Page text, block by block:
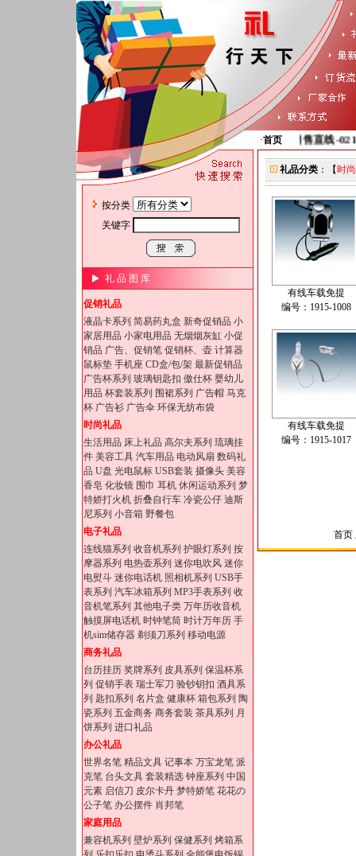
按分类
关键字
礼 品 图 库
促销礼品
液晶卡系列 简易药丸盒 新奇促销品 小
家居用品 小家电用品 无烟烟灰缸 小促
销品 广告、促销笔 促销杯、壶 计算器
鼠标垫 手机座 CD盒/包/架 最新促销品
广告杯系列 玻璃钥匙扣 傲仕杯 婴幼儿
用品 杯套装系列 围裙系列 广告帽 马克
杯 广告衫 广告伞 环保无纺布袋
时尚礼品
生活用品 床上礼品 高尔夫系列 琉璃挂
件 美容工具 汽车用品 电动风扇 数码礼
品 U盘 光电鼠标 USB套装 摄像头 美容
香皂 化妆镜 围巾 耳机 休闲运动系列 梦
特娇打火机 折叠自行车 冷瓷公仔 迪斯
尼系列 小音箱 野餐包
电子礼品
连线猫系列 收音机系列 护眼灯系列 按
摩器系列 电热壶系列 迷你电吹风 迷你
电熨斗 迷你电话机 照相机系列 USB手
表系列 汽车冰箱系列 MP3手表系列 收
音机笔系列 其他电子类 万年历收音机
触摸屏电话机 时钟笔筒 时计万年历 手
机sim储存器 剃须刀系列 移动电源
商务礼品
台历挂历 奖牌系列 皮具系列 保温杯系
列 促销手表 瑞士军刀 验钞钥扣 酒具系
列 匙扣系列 名片盒 健康杯 箱包系列 陶
瓷系列 五金商务 商务套装 茶具系列 月
饼系列 进口礼品
办公礼品
世界名笔 精品文具 记事本 万宝龙笔 派
克笔 台头文具 套装精选 钟座系列 中国
元素 启信刀 皮尔卡丹 梦特娇笔 花花の
公子笔 办公摆件 肖邦笔
家庭用品
兼容机系列 壁炉系列 保健系列 烤箱系
·首页 销售直线-
礼品分类：【 时
有线车载免提
编号：1915-1008
有线车载免提
编号：1915-1017
首页